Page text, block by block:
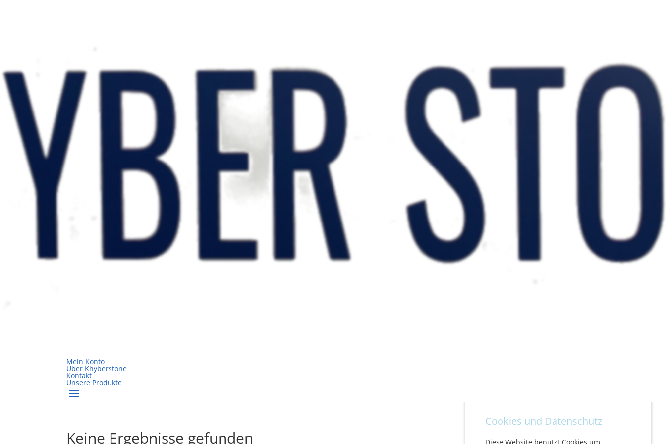
Mein Konto
Über Khyberstone
Kontakt
Unsere Produkte
Keine Ergebnisse gefunden
Cookies und Datenschutz
Diese Website benutzt Cookies um